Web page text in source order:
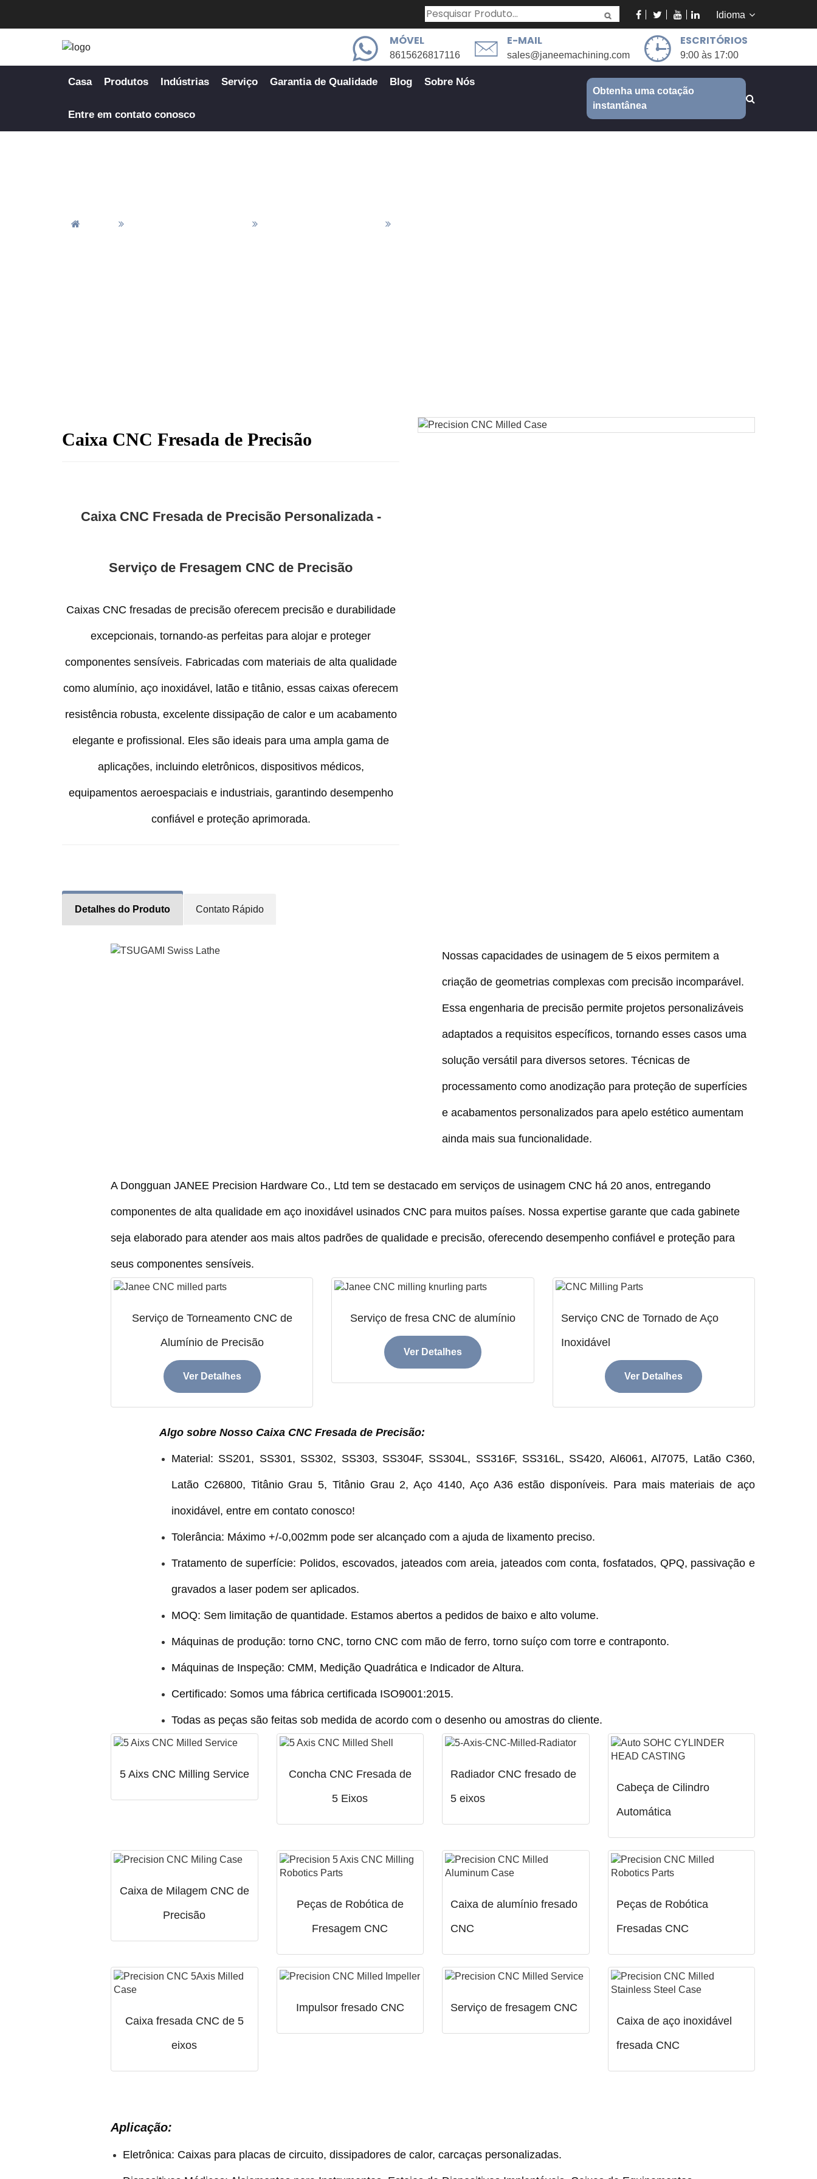
Idioma
ESCRITÓRIOS
9:00 às 17:00
E-MAIL
sales@janeemachining.com
MÓVEL
8615626817116
Casa Produtos Indústrias Serviço Garantia de Qualidade Blog Sobre Nós
Entre em contato conosco
Obtenha uma cotação
instantânea
Caixa CNC Fresada de Precisão
Caixa CNC Fresada de Precisão Personalizada -
Serviço de Fresagem CNC de Precisão
Caixas CNC fresadas de precisão oferecem precisão e durabilidade
excepcionais, tornando-as perfeitas para alojar e proteger
componentes sensíveis. Fabricadas com materiais de alta qualidade
como alumínio, aço inoxidável, latão e titânio, essas caixas oferecem
resistência robusta, excelente dissipação de calor e um acabamento
elegante e profissional. Eles são ideais para uma ampla gama de
aplicações, incluindo eletrônicos, dispositivos médicos,
equipamentos aeroespaciais e industriais, garantindo desempenho
confiável e proteção aprimorada.
Detalhes do Produto Contato Rápido
Nossas capacidades de usinagem de 5 eixos permitem a
criação de geometrias complexas com precisão incomparável.
Essa engenharia de precisão permite projetos personalizáveis
adaptados a requisitos específicos, tornando esses casos uma
solução versátil para diversos setores. Técnicas de
processamento como anodização para proteção de superfícies
e acabamentos personalizados para apelo estético aumentam
ainda mais sua funcionalidade.
A Dongguan JANEE Precision Hardware Co., Ltd tem se destacado em serviços de usinagem CNC há 20 anos, entregando
componentes de alta qualidade em aço inoxidável usinados CNC para muitos países. Nossa expertise garante que cada gabinete
seja elaborado para atender aos mais altos padrões de qualidade e precisão, oferecendo desempenho confiável e proteção para
seus componentes sensíveis.
Serviço de Torneamento CNC de
Alumínio de Precisão
Ver Detalhes
Serviço de fresa CNC de alumínio
Ver Detalhes
Serviço CNC de Tornado de Aço
Inoxidável
Ver Detalhes
Algo sobre Nosso Caixa CNC Fresada de Precisão:
Material: SS201, SS301, SS302, SS303, SS304F, SS304L, SS316F, SS316L, SS420, Al6061, Al7075, Latão C360,
Latão C26800, Titânio Grau 5, Titânio Grau 2, Aço 4140, Aço A36 estão disponíveis. Para mais materiais de aço
inoxidável, entre em contato conosco!
Tolerância: Máximo +/-0,002mm pode ser alcançado com a ajuda de lixamento preciso.
Tratamento de superfície: Polidos, escovados, jateados com areia, jateados com conta, fosfatados, QPQ, passivação e
gravados a laser podem ser aplicados.
MOQ: Sem limitação de quantidade. Estamos abertos a pedidos de baixo e alto volume.
Máquinas de produção: torno CNC, torno CNC com mão de ferro, torno suíço com torre e contraponto.
Máquinas de Inspeção: CMM, Medição Quadrática e Indicador de Altura.
Certificado: Somos uma fábrica certificada ISO9001:2015.
Todas as peças são feitas sob medida de acordo com o desenho ou amostras do cliente.
5 Aixs CNC Milling Service
Concha CNC Fresada de
5 Eixos
Radiador CNC fresado de
5 eixos
Cabeça de Cilindro
Automática
Caixa de Milagem CNC de
Precisão
Peças de Robótica de
Fresagem CNC
Caixa de alumínio fresado
CNC
Peças de Robótica
Fresadas CNC
Caixa fresada CNC de 5
eixos
Impulsor fresado CNC
Serviço de fresagem CNC
Caixa de aço inoxidável
fresada CNC
Aplicação:
Eletrônica: Caixas para placas de circuito, dissipadores de calor, carcaças personalizadas.